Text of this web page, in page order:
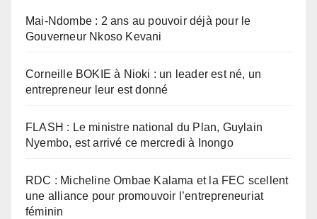
Mai-Ndombe : 2 ans au pouvoir déjà pour le
Gouverneur Nkoso Kevani
Corneille BOKIE à Nioki : un leader est né, un
entrepreneur leur est donné
FLASH : Le ministre national du Plan, Guylain
Nyembo, est arrivé ce mercredi à Inongo
RDC : Micheline Ombae Kalama et la FEC scellent
une alliance pour promouvoir l’entrepreneuriat
féminin